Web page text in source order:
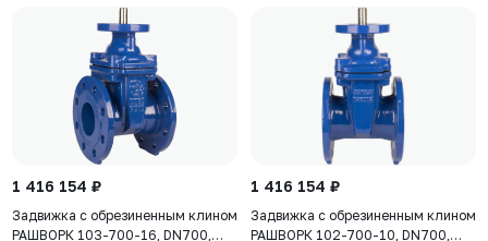
1 416 154 ₽
Задвижка с обрезиненным клином
РАШВОРК 103-700-16, DN700,
1 416 154 ₽
Задвижка с обрезиненным клином
РАШВОРК 102-700-10, DN700,